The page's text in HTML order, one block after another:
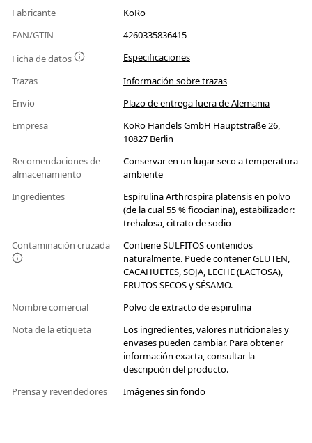
Fabricante
KoRo
EAN/GTIN
4260335836415
Ficha de datos
Especificaciones
Trazas
Información sobre trazas
Envío
Plazo de entrega fuera de Alemania
Empresa
KoRo Handels GmbH Hauptstraße 26,
10827 Berlin
Recomendaciones de
almacenamiento
Conservar en un lugar seco a temperatura
ambiente
Ingredientes
Espirulina Arthrospira platensis en polvo
(de la cual 55 % ficocianina), estabilizador:
trehalosa, citrato de sodio
Contaminación cruzada
Contiene SULFITOS contenidos
naturalmente. Puede contener GLUTEN,
CACAHUETES, SOJA, LECHE (LACTOSA),
FRUTOS SECOS y SÉSAMO.
Nombre comercial
Polvo de extracto de espirulina
Nota de la etiqueta
Los ingredientes, valores nutricionales y
envases pueden cambiar. Para obtener
información exacta, consultar la
descripción del producto.
Prensa y revendedores
Imágenes sin fondo